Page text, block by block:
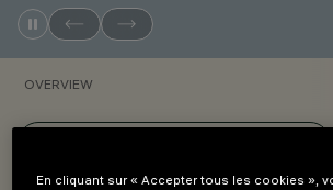
OVERVIEW
En cliquant sur « Accepter tous les cookies »,